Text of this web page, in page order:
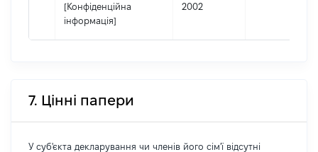
[Конфіденційна
інформація]
2002
7. Цінні папери
У суб'єкта декларування чи членів його сім'ї відсутні